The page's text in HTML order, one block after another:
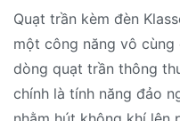
Quạt trần kèm đèn
một công năng vô cùng
dòng quạt trần thông
chính là tính năng đảo